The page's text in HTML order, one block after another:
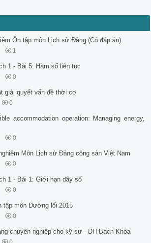
Ôn tập môn Lịch sử Đảng (Có đáp án)
1
1 - Bài 5: Hàm số liên tục
0
giải quyết vấn đề thời cơ
0
accommodation operation: Managing energy,
0
Môn Lịch sử Đảng cộng sản Việt Nam
0
1 - Bài 1: Giới hạn dãy số
0
tập môn Đường lối 2015
0
chuyên nghiệp cho kỹ sư - ĐH Bách Khoa